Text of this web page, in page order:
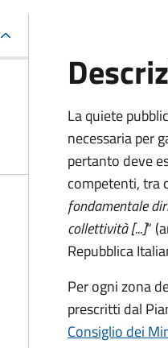
La quiete
necessaria per
pertanto deve
competenti, tra
fondamentale
collettività [...]“
Repubblica
Per ogni zona
prescritti dal
Consiglio dei